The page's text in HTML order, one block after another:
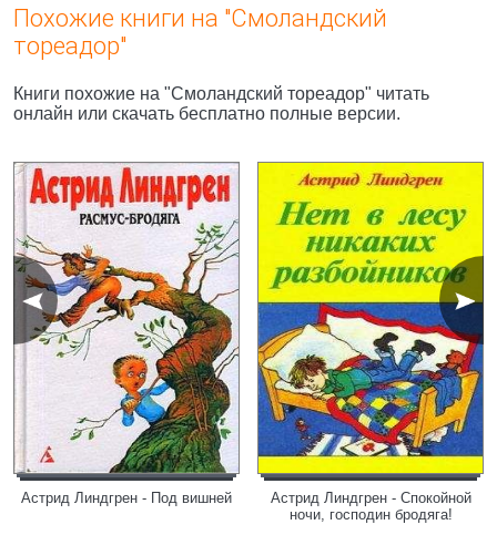
Похожие книги на "Смоландский
тореадор"
Книги похожие на "Смоландский тореадор" читать
онлайн или скачать бесплатно полные версии.
Астрид Линдгрен - Под вишней
Астрид Линдгрен - Спокойной
ночи, господин бродяга!